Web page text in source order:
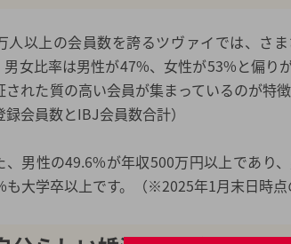
人以上の会員数を誇るツヴァイでは、さ
男女比率は男性が47%、女性が53%と偏り
された質の高い会員が集まっているのが特
録会員数とIBJ会員数合計）
、男性の49.6%が年収500万円以上であり
も大学卒以上です。（※2025年1月末日時点